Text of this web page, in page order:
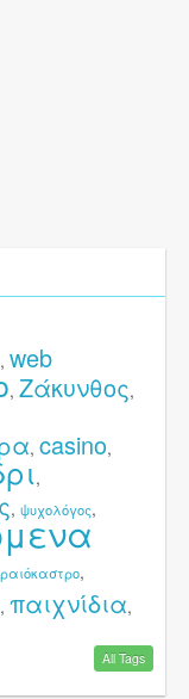
, web
, Ζάκυνθος,
, casino,
,
, ψυχολόγος,
,
, παιχνίδια,
All Tags